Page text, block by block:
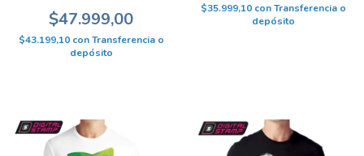
$47.999,00
$43.199,10 con Transferencia o
depósito
$35.999,10 con Transferencia o
depósito